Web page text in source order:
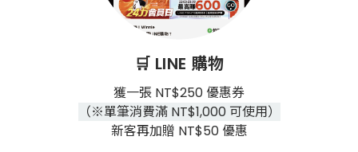
🛒 LINE 購物
獲一張 NT$250 優惠券
（※單筆消費滿 NT$1,000 可使用）
新客再加贈 NT$50 優惠